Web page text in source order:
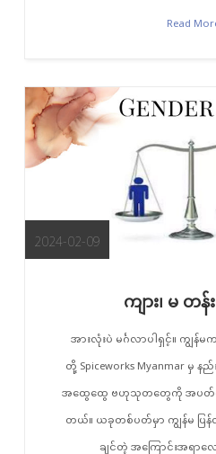
Read
2024-02-09
ကျား၊ မ တ
အားလုံးပဲ မင်္ဂလာပါရှင့်။ ကျွန်မ
တို့ Spiceworks Myanmar မှ န
အထွေထွေ ဗဟုသုတတွေကို အပတ်စဥ်
တယ်။ ယခုတစ်ပတ်မှာ ကျွန်မ ပြန်
ချင်တဲ့ အကြောင်းအရာလ